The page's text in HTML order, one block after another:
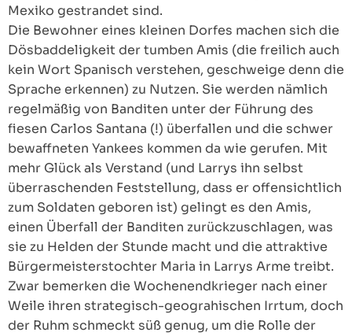
Mexiko gestrandet sind.
Die Bewohner eines kleinen Dorfes machen sich die
Dösbaddeligkeit der tumben Amis (die freilich auch
kein Wort Spanisch verstehen, geschweige denn die
Sprache erkennen) zu Nutzen. Sie werden nämlich
regelmäßig von Banditen unter der Führung des
fiesen Carlos Santana (!) überfallen und die schwer
bewaffneten Yankees kommen da wie gerufen. Mit
mehr Glück als Verstand (und Larrys ihn selbst
überraschenden Feststellung, dass er offensichtlich
zum Soldaten geboren ist) gelingt es den Amis,
einen Überfall der Banditen zurückzuschlagen, was
sie zu Helden der Stunde macht und die attraktive
Bürgermeisterstochter Maria in Larrys Arme treibt.
Zwar bemerken die Wochenendkrieger nach einer
Weile ihren strategisch-geograhischen Irrtum, doch
der Ruhm schmeckt süß genug, um die Rolle der